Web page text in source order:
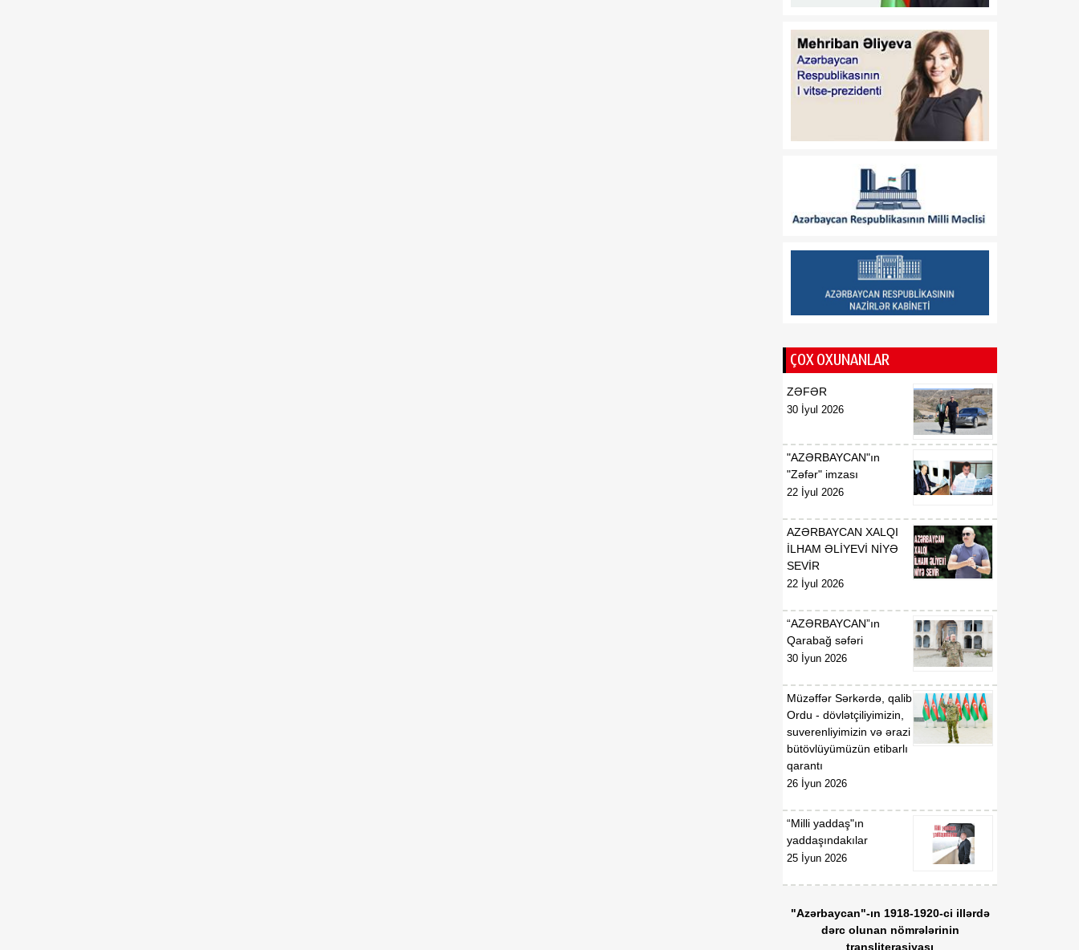
Məhəmməd Salahla 2 illik
müqavilə imzalayıb
18:31
06 Avqust
Qeyri-neft-qaz
sektorundan vergi
18:24
06 Avqust
kəsimi məntəqələrinin
inkişafı qida təhlükəsizliyini
qismində fəaliyyət
göstərmək istəyən şəxslər
üçün icbari təlimə
qeydiyyat başlayıb
Türkiyədə meşə yanğınları
zamanı 58 evə ziyan dəyib
18:03
Tramp: Vensin 2028-ci ildə
Prezident seçilməsinə nail
17:56
06 Avqust
ÇOX OXUNANLAR
ZƏFƏR
30 İyul 2026
"AZƏRBAYCAN"ın
"Zəfər" imzası
22 İyul 2026
AZƏRBAYCAN XALQI
İLHAM ƏLİYEVİ NİYƏ
SEVİR
22 İyul 2026
“AZƏRBAYCAN”ın
Qarabağ səfəri
30 İyun 2026
Müzəffər Sərkərdə, qalib
Ordu - dövlətçiliyimizin,
suverenliyimizin və ərazi
bütövlüyümüzün etibarlı
qarantı
26 İyun 2026
“Milli yaddaş"ın
yaddaşındakılar
25 İyun 2026
"Azərbaycan"-ın 1918-1920-ci illərdə
dərc olunan nömrələrinin
transliterasiyası